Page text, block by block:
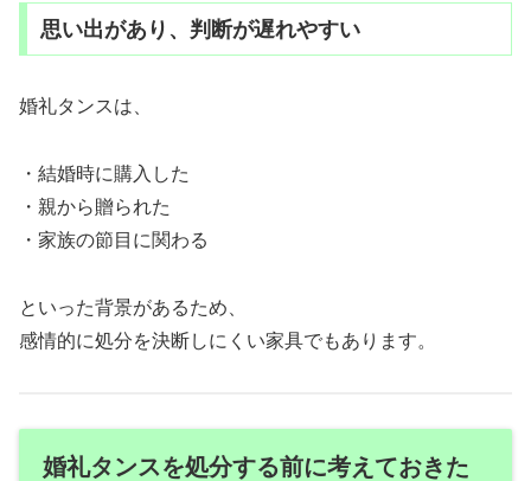
思い出があり、判断が遅れやすい
婚礼タンスは、
・結婚時に購入した
・親から贈られた
・家族の節目に関わる
といった背景があるため、
感情的に処分を決断しにくい家具でもあります。
婚礼タンスを処分する前に考えておきた